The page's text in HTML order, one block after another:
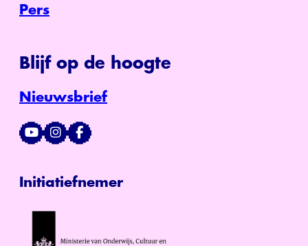
Pers
Blijf op de hoogte
Nieuwsbrief
Initiatiefnemer